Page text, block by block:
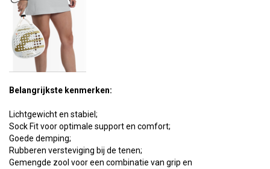
Belangrijkste kenmerken:
Lichtgewicht en stabiel;
Sock Fit voor optimale support en comfort;
Goede demping;
Rubberen versteviging bij de tenen;
Gemengde zool voor een combinatie van grip en